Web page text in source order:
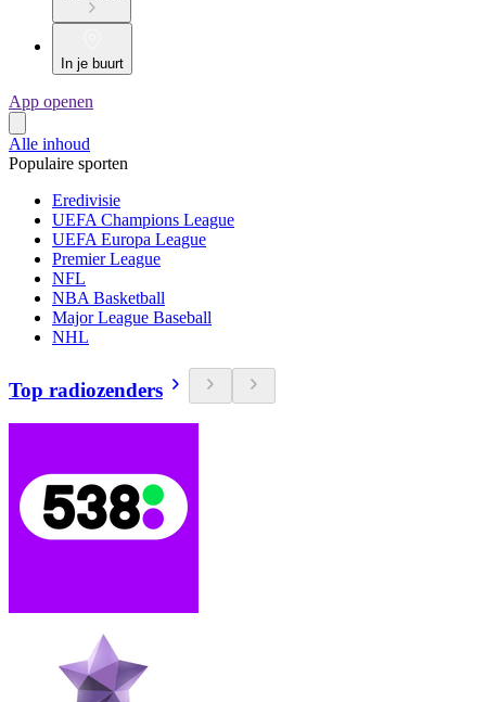
In je buurt
App openen
Alle inhoud
Populaire sporten
Eredivisie
UEFA Champions League
UEFA Europa League
Premier League
NFL
NBA Basketball
Major League Baseball
NHL
Top radiozenders